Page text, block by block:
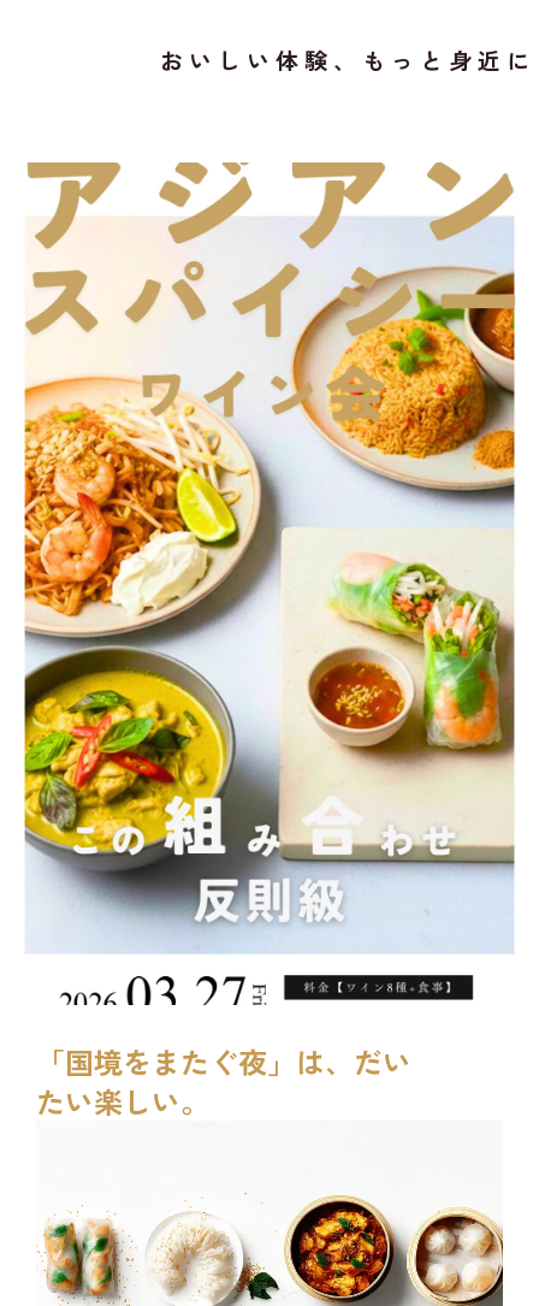
おいしい体験、もっと身近に
「国境をまたぐ夜」は、だい
たい楽しい。